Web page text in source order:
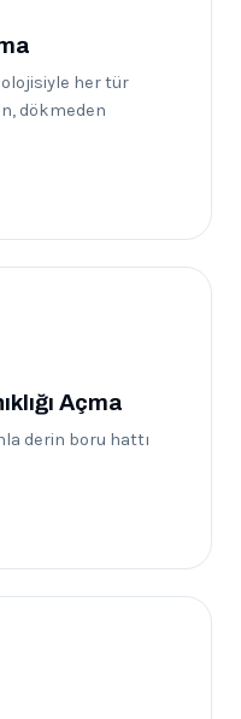
her tür
dökmeden
Açma
derin boru hattı